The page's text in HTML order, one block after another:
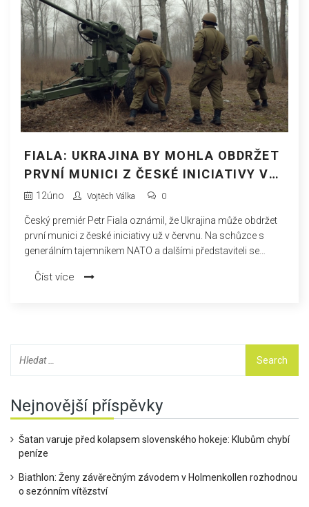
FIALA: UKRAJINA BY MOHLA OBDRŽET
PRVNÍ MUNICI Z ČESKÉ INICIATIVY V
ČERVNU
12úno Vojtěch Válka 0
Český premiér Petr Fiala oznámil, že Ukrajina může obdržet
první munici z české iniciativy už v červnu. Na schůzce s
generálním tajemníkem NATO a dalšími představiteli se
vojenském přispění. Iniciativa již zajistila 500 000 kusů
Číst více
Nejnovější příspěvky
Šatan varuje před kolapsem slovenského hokeje: Klubům chybí
peníze
Biathlon: Ženy závěrečným závodem v Holmenkollen rozhodnou
o sezónním vítězství